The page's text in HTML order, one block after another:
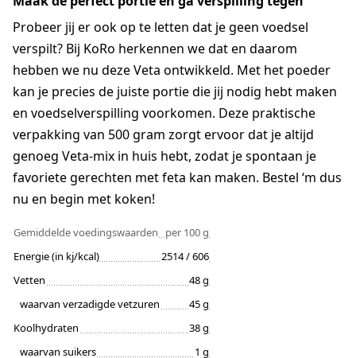
Probeer jij er ook op te letten dat je geen voedsel
verspilt? Bij KoRo herkennen we dat en daarom
hebben we nu deze Veta ontwikkeld. Met het poeder
kan je precies de juiste portie die jij nodig hebt maken
en voedselverspilling voorkomen. Deze praktische
verpakking van 500 gram zorgt ervoor dat je altijd
genoeg Veta-mix in huis hebt, zodat je spontaan je
favoriete gerechten met feta kan maken. Bestel ‘m dus
nu en begin met koken!
Gemiddelde voedingswaarden
per 100 g
Energie (in kj/kcal)
2514 / 606
Vetten
48 g
waarvan verzadigde vetzuren
45 g
Koolhydraten
38 g
waarvan suikers
1 g